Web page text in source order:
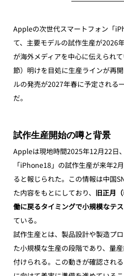
Appleの次世代スマートフォン「
て、主要モデルの試作生産が2026
が海外メディアを中心に伝えられ
節）明けを目処に生産ラインが再
ルの発売が2027年春に予定される
だ。
試作生産開始の噂と背景
Appleは現地時間2025年12月22日
「iPhone18」の試作生産が来年2
ると報じられた。この情報は中国
た内容をもとにしており、 旧正月
働に戻るタイミングで小規模なテ
ている。
試作生産とは、製品設計や製造プ
た小規模な生産の段階であり、量
付けられる。この動きが確認され